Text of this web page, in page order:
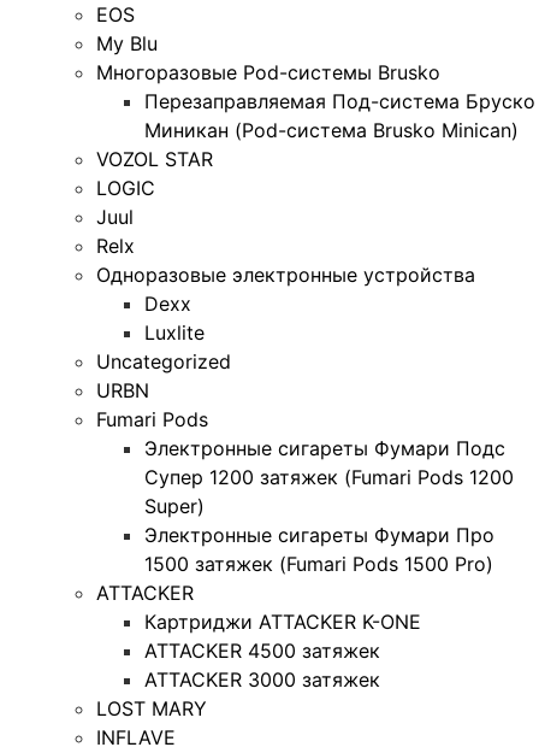
EOS
My Blu
Многоразовые Pod-системы Brusko
Перезаправляемая Под-система Бруско
Миникан (Pod-система Brusko Minican)
VOZOL STAR
LOGIC
Juul
Relx
Одноразовые электронные устройства
Dexx
Luxlite
Uncategorized
URBN
Fumari Pods
Электронные сигареты Фумари Подс
Супер 1200 затяжек (Fumari Pods 1200
Super)
Электронные сигареты Фумари Про
1500 затяжек (Fumari Pods 1500 Pro)
ATTACKER
Картриджи ATTACKER K-ONE
ATTACKER 4500 затяжек
ATTACKER 3000 затяжек
LOST MARY
INFLAVE